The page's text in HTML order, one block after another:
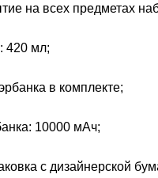
на всех предметах
420 мл;
в комплекте;
10000 мАч;
с дизайнерской